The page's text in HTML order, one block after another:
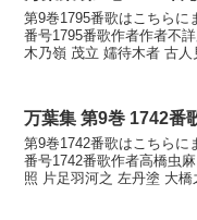
第9巻1795番歌はこちらに
番号1795番歌作者作者不
木乃嶺 茂立 嬬待木者 古
万葉集 第9巻 1742番
第9巻1742番歌はこちらに
番号1742番歌作者高橋虫
照 片足羽河之 左丹塗 大